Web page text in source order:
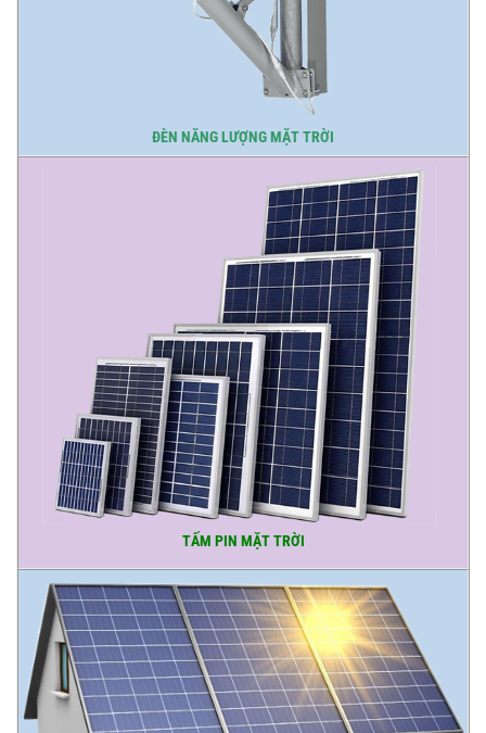
ĐÈN NĂNG LƯỢNG MẶT TRỜI
TẤM PIN MẶT TRỜI